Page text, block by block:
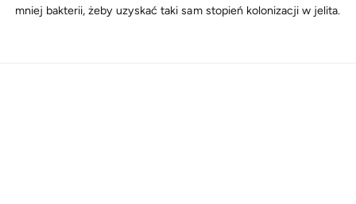
mniej bakterii, żeby uzyskać taki sam stopień kolonizacji w jelita.